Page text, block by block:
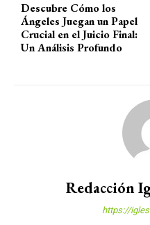
Descubre Cómo los
Ángeles Juegan un Papel
Crucial en el Juicio Final:
Un Análisis Profundo
Redacción
https://